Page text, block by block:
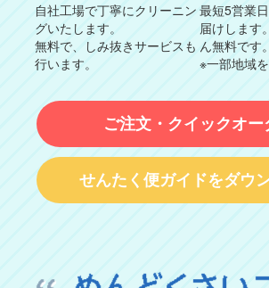
自社工場で丁寧にクリーニン
グいたします。
無料で、しみ抜きサービスも
行います。
最短5営業
届けします
ん無料です。
※一部地域を
ご注文・クイックオー
せんたく便ガイドをダウ